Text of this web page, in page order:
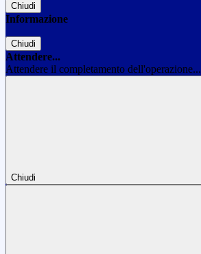
Chiudi
Informazione
Chiudi
Attendere...
Attendere il completamento dell'operazione...
Chiudi